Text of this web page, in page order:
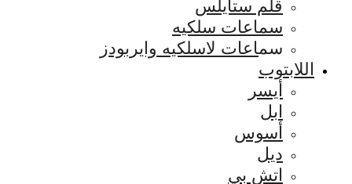
قلم ستايلس
سماعات سلكيه
سماعات لاسلكيه وايربودز
اللابتوب
أيسر
ابل
أسوس
ديل
اتش بي